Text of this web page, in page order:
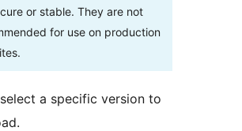
or stable. They are not
for use on production
a specific version to